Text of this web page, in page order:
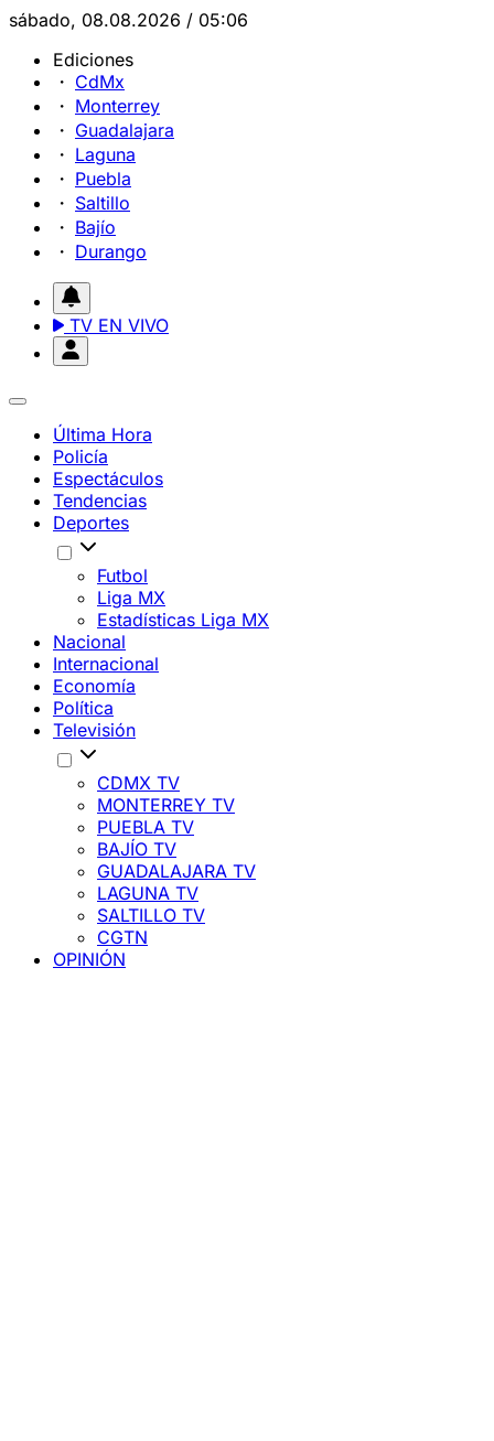
sábado, 08.08.2026 / 05:06
Ediciones
CdMx
Monterrey
Guadalajara
Laguna
Puebla
Saltillo
Bajío
Durango
TV EN VIVO
Última Hora
Policía
Espectáculos
Tendencias
Deportes
Futbol
Liga MX
Estadísticas Liga MX
Nacional
Internacional
Economía
Política
Televisión
CDMX TV
MONTERREY TV
PUEBLA TV
BAJÍO TV
GUADALAJARA TV
LAGUNA TV
SALTILLO TV
CGTN
OPINIÓN